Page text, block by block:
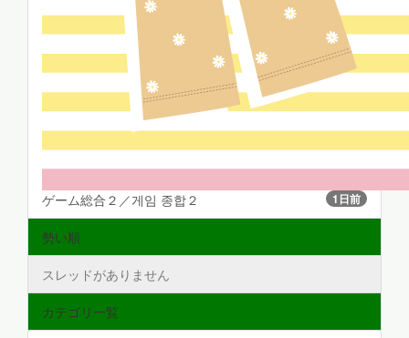
ゲーム総合２／게임 종합２ 1日前
勢い順
スレッドがありません
カテゴリ一覧